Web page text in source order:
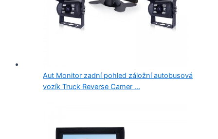
Aut Monitor zadní pohled záložní autobusová
vozík Truck Reverse Camer ...